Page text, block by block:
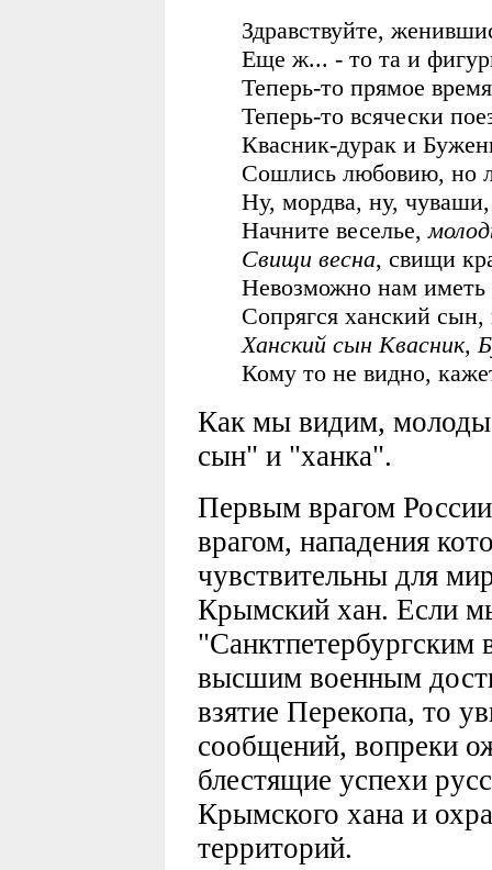
Здравствуйте,
Еще ж... - то та и
Теперь-то прямое
Теперь-то всячески
Квасник-дурак и
Сошлись любовию, но
Ну, мордва, ну,
Начните веселье,
Свищи весна, свищи
Невозможно нам иметь
Сопрягся ханский сын,
Ханский сын Квасник,
Кому то не видно,
Как мы видим,
сын" и "ханка".
Первым врагом
врагом, нападения
чувствительны для
Крымский хан. Если
"Санктпетербургским
высшим военным
взятие Перекопа, то
сообщений, вопреки
блестящие успехи
Крымского хана и
территорий.